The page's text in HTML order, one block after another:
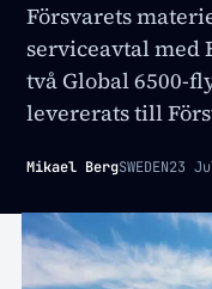
Försvarets
serviceavtal med
två Global 6500-
levererats till
Mikael BergSWEDEN23